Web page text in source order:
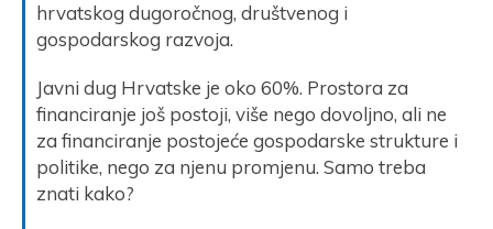
hrvatskog dugoročnog, društvenog i
gospodarskog razvoja.
Javni dug Hrvatske je oko 60%. Prostora za
financiranje još postoji, više nego dovoljno, ali ne
za financiranje postojeće gospodarske strukture i
politike, nego za njenu promjenu. Samo treba
znati kako?